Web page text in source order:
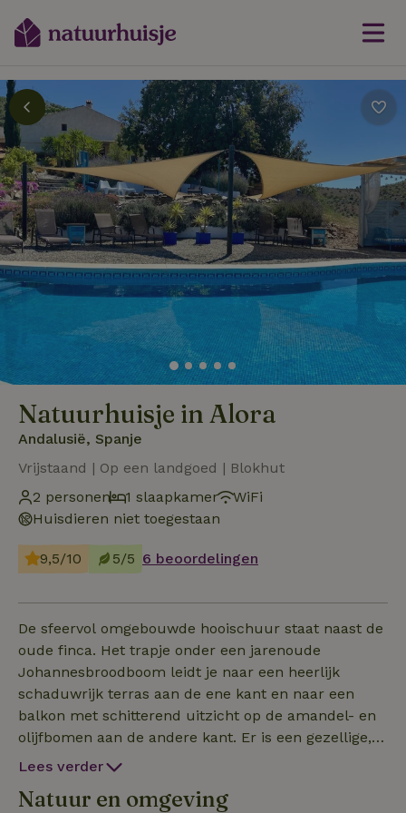
Natuurhuisje in Alora
Andalusië, Spanje
Vrijstaand | Op een landgoed | Blokhut
2 personen
1 slaapkamer
WiFi
Huisdieren niet toegestaan
9,5/10 5/5 6 beoordelingen
De sfeervol omgebouwde hooischuur staat naast de
oude finca. Het trapje onder een jarenoude
Johannesbroodboom leidt je naar een heerlijk
schaduwrijk terras aan de ene kant en naar een
balkon met schitterend uitzicht op de amandel- en
olijfbomen aan de andere kant. Er is een gezellige,
modern ingerichte woon/eetkamer. De slaapplek is
finca is een 100 jaar oude boerderij met een
Lees verder
Natuur en omgeving